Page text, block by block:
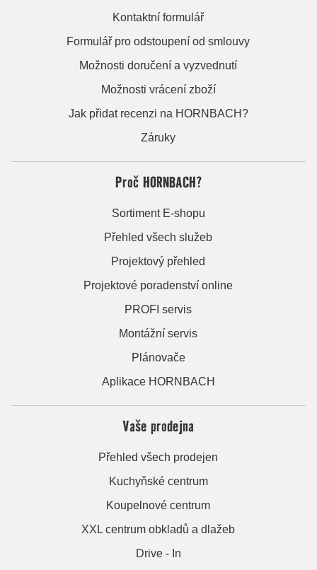
Kontaktní formulář
Formulář pro odstoupení od smlouvy
Možnosti doručení a vyzvednutí
Možnosti vrácení zboží
Jak přidat recenzi na HORNBACH?
Záruky
Proč HORNBACH?
Sortiment E-shopu
Přehled všech služeb
Projektový přehled
Projektové poradenství online
PROFI servis
Montážní servis
Plánovače
Aplikace HORNBACH
Vaše prodejna
Přehled všech prodejen
Kuchyňské centrum
Koupelnové centrum
XXL centrum obkladů a dlažeb
Drive - In